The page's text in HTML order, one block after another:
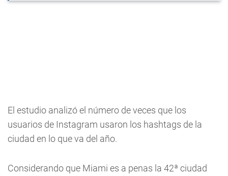
El estudio analizó el número de veces que los
usuarios de Instagram usaron los hashtags de la
ciudad en lo que va del año.
Considerando que Miami es a penas la 42ª ciudad